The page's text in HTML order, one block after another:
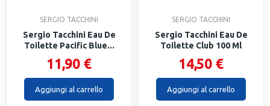
SERGIO TACCHINI
Sergio Tacchini Eau De
Toilette Pacific Blue...
11,90 €
Aggiungi al carrello
SERGIO TACCHINI
Sergio Tacchini Eau De
Toilette Club 100 Ml
14,50 €
Aggiungi al carrello